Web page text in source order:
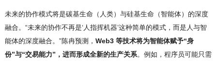
未来的协作模式将是碳基生命（人类）与硅基生命（智能体）的深度
融合。“未来的协作不再是‘人指挥机器’这种简单的模式，而是人与智
能体的深度融合。”陈冉预测， Web3 等技术将为智能体赋予“身
份”与“交易能力”，进而形成全新的生产关系。例如，程序员可能只需